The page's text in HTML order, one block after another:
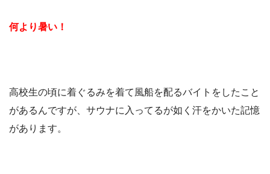
何より暑い！
高校生の頃に着ぐるみを着て風船を配るバイトをしたこと
があるんですが、サウナに入ってるが如く汗をかいた記憶
があります。